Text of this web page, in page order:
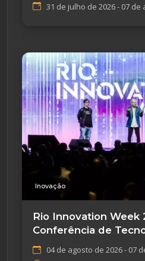
31 de julho de 2026 - 07 de
Inovação
Rio Innovation Week
Conferência de
04 de agosto de 2026 - 07